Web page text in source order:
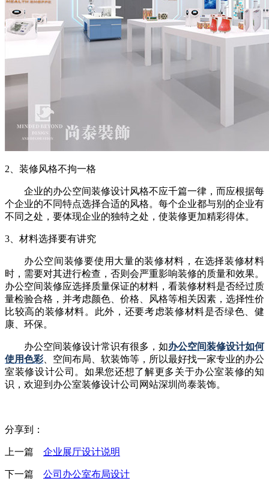
2、装修风格不拘一格
企业的办公空间装修设计风格不应千篇一律，而应根据每
个企业的不同特点选择合适的风格。每个企业都与别的企业有
不同之处，要体现企业的独特之处，使装修更加精彩得体。
3、材料选择要有讲究
办公空间装修要使用大量的装修材料，在选择装修材料
时，需要对其进行检查，否则会严重影响装修的质量和效果。
办公空间装修应选择质量保证的材料，看装修材料是否经过质
量检验合格，并考虑颜色、价格、风格等相关因素，选择性价
比较高的装修材料。此外，还要考虑装修材料是否绿色、健
康、环保。
办公空间装修设计常识有很多，如办公空间装修设计如何
使用色彩
空间布局、软装饰等，所以最好找一家专业的办公
室装修设计公司。如果您还想了解更多关于办公室装修的知
识，欢迎到办公室装修设计公司网站深圳尚泰装饰。
分享到：
上一篇 企业展厅设计说明
下一篇 公司办公室布局设计